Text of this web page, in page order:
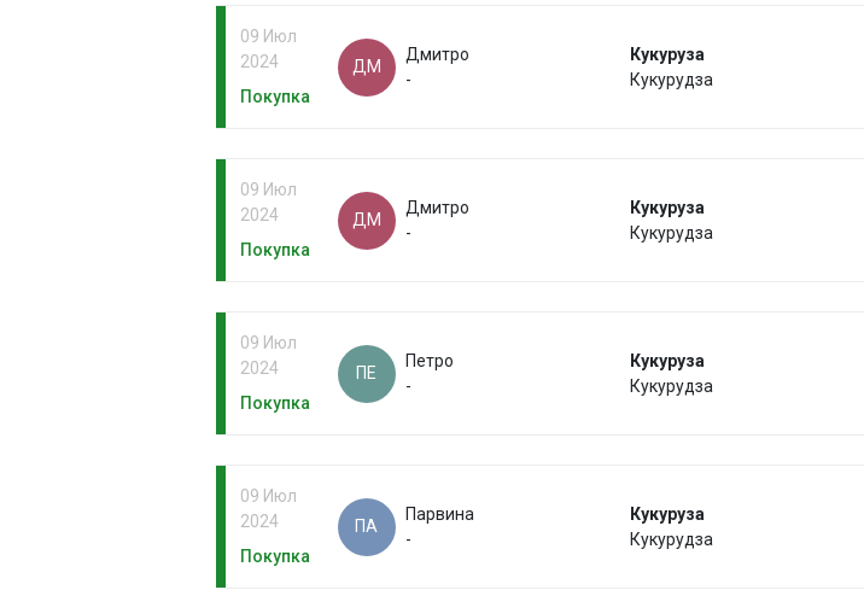
09 Июл
2024
Покупка
ДМ
Дмитро
-
Кукуруза
Кукурудза
09 Июл
2024
Покупка
ДМ
Дмитро
-
Кукуруза
Кукурудза
09 Июл
2024
Покупка
ПЕ
Петро
-
Кукуруза
Кукурудза
09 Июл
2024
Покупка
ПА
Парвина
-
Кукуруза
Кукурудза